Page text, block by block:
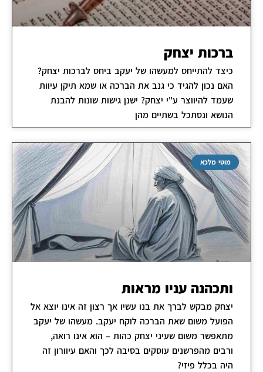
ברכות יצחק
כיצד להתייחס למעשהו של יעקב ביחס לברכות יצחק?
האם נכון להגיד כי גנב את הברכה או שמא תיקן עיוות
שעמד להיווצר ע"י יצחק? ישנן גישות שונות להבנת
הנושא ונסתכל בשתיים מהן
מוטי מלכא
ותכהנה עניו מראות
יצחק מבקש לברך את בנו עשיו אך רצון זה אינו יוצא אל
הפועל משום שאת הברכה לוקח יעקב. מעשהו של יעקב
מתאפשר משום שעיני יצחק כהות – הוא אינו רואה,
ורבים מהפרשנים עוסקים בסיבה לכך והאם עיוורון זה
היה בכלל פיזי?